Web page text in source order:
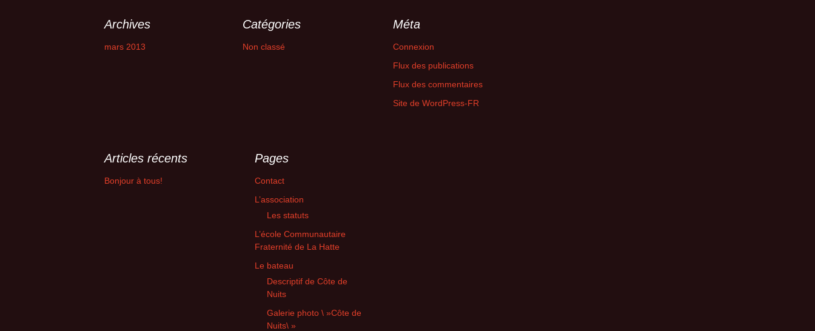
Archives
mars 2013
Catégories
Non classé
Méta
Connexion
Flux des publications
Flux des commentaires
Site de WordPress-FR
Articles récents
Bonjour à tous!
Pages
Contact
L’association
Les statuts
L’école Communautaire
Fraternité de La Hatte
Le bateau
Descriptif de Côte de
Nuits
Galerie photo \ »Côte de
Nuits\ »